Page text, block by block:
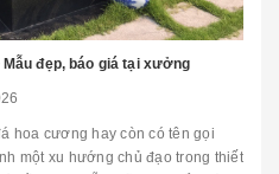
đẹp, báo giá tại xưởng
hoa cương hay còn có tên gọi
một xu hướng chủ đạo trong thiết